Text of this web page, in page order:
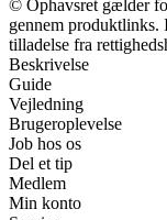
© Ophavsret gælder
gennem produktlinks.
tilladelse fra
Beskrivelse
Guide
Vejledning
Brugeroplevelse
Job hos os
Del et tip
Medlem
Min konto